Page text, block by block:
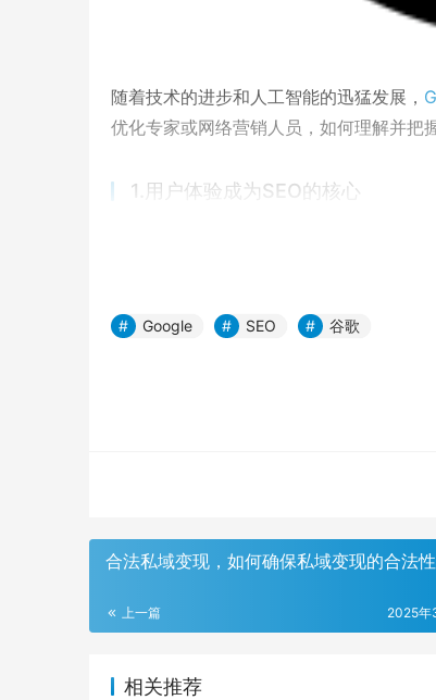
随着技术的进步和人工智能的迅猛发展，
优化专家或网络营销人员，如何理解并把
1.用户体验成为SEO的核心
2025年，用户体验（UX）将在
容的相关性和用户的互动行为。
Google SEO 谷歌
合法私域变现，如何确保私域变现的合法
上一篇 2025年
相关推荐